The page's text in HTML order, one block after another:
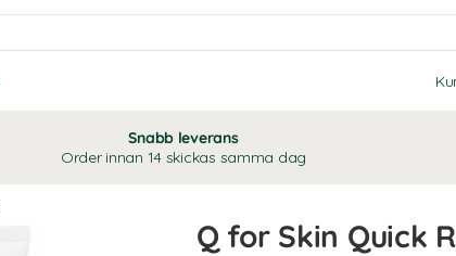
Snabb leverans
Order innan 14 skickas samma dag
Q for Skin Quick